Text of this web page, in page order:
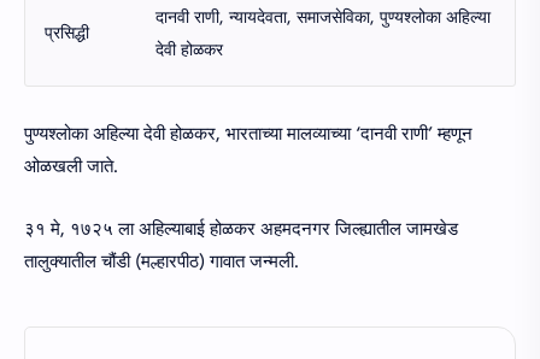
प्रसिद्धी
दानवी राणी, न्यायदेवता, समाजसेविका, पुण्यश्लोका अहिल्या
देवी होळकर
पुण्यश्लोका अहिल्या देवी होळकर, भारताच्या मालव्याच्या ‘दानवी राणी’ म्हणून
ओळखली जाते.
३१ मे, १७२५ ला अहिल्याबाई होळकर अहमदनगर जिल्ह्यातील जामखेड
तालुक्यातील चौंडी (मल्हारपीठ) गावात जन्मली.